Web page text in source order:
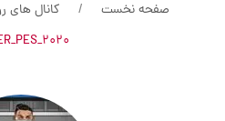
صفحه نخست کانال های